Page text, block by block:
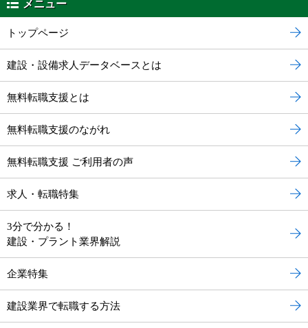
メニュー
トップページ
建設・設備求人データベースとは
無料転職支援とは
無料転職支援のながれ
無料転職支援 ご利用者の声
求人・転職特集
3分で分かる！
建設・プラント業界解説
企業特集
建設業界で転職する方法